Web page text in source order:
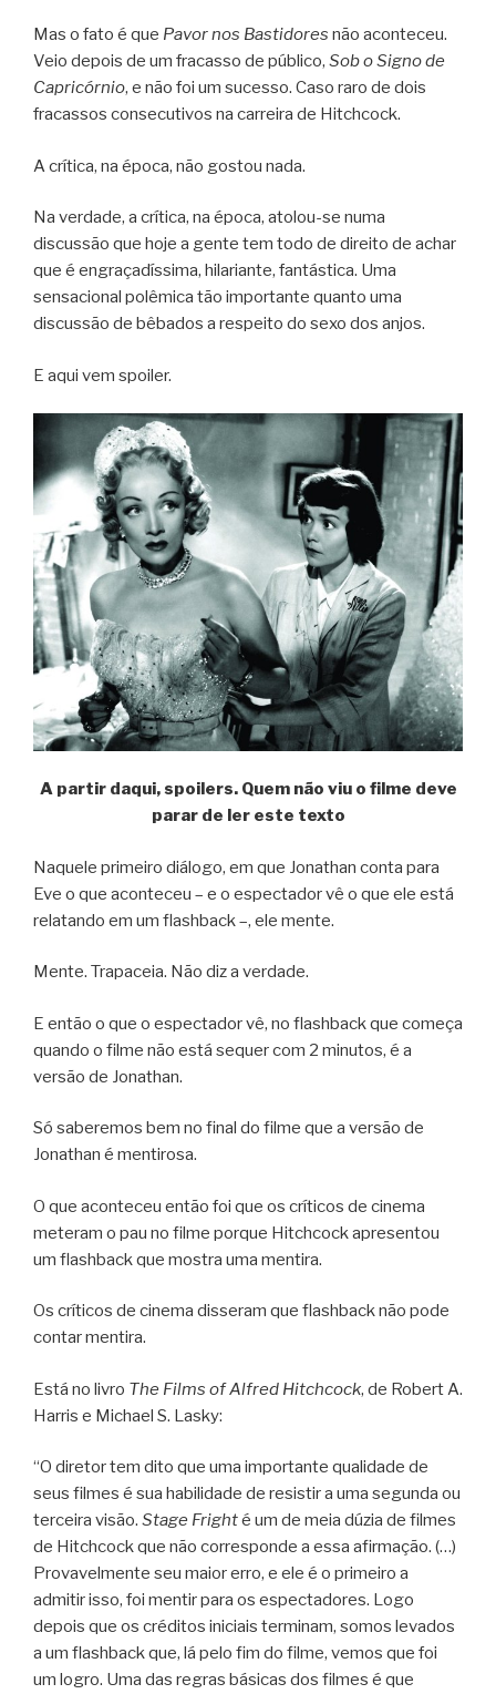
Mas o fato é que Pavor nos Bastidores não aconteceu.
Veio depois de um fracasso de público, Sob o Signo de
Capricórnio, e não foi um sucesso. Caso raro de dois
fracassos consecutivos na carreira de Hitchcock.
A crítica, na época, não gostou nada.
Na verdade, a crítica, na época, atolou-se numa
discussão que hoje a gente tem todo de direito de achar
que é engraçadíssima, hilariante, fantástica. Uma
sensacional polêmica tão importante quanto uma
discussão de bêbados a respeito do sexo dos anjos.
E aqui vem spoiler.
A partir daqui, spoilers. Quem não viu o filme deve
parar de ler este texto
Naquele primeiro diálogo, em que Jonathan conta para
Eve o que aconteceu – e o espectador vê o que ele está
relatando em um flashback –, ele mente.
Mente. Trapaceia. Não diz a verdade.
E então o que o espectador vê, no flashback que começa
quando o filme não está sequer com 2 minutos, é a
versão de Jonathan.
Só saberemos bem no final do filme que a versão de
Jonathan é mentirosa.
O que aconteceu então foi que os críticos de cinema
meteram o pau no filme porque Hitchcock apresentou
um flashback que mostra uma mentira.
Os críticos de cinema disseram que flashback não pode
contar mentira.
Está no livro The Films of Alfred Hitchcock, de Robert A.
Harris e Michael S. Lasky:
“O diretor tem dito que uma importante qualidade de
seus filmes é sua habilidade de resistir a uma segunda ou
terceira visão. Stage Frighté um de meia dúzia de filmes
de Hitchcock que não corresponde a essa afirmação. (…)
Provavelmente seu maior erro, e ele é o primeiro a
admitir isso, foi mentir para os espectadores. Logo
depois que os créditos iniciais terminam, somos levados
a um flashback que, lá pelo fim do filme, vemos que foi
um logro. Uma das regras básicas dos filmes é que